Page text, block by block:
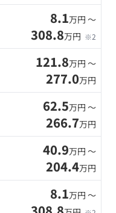
8.1万円 〜
308.8万円 ※2
121.8万円 〜
277.0万円
62.5万円 〜
266.7万円
40.9万円 〜
204.4万円
8.1万円 〜